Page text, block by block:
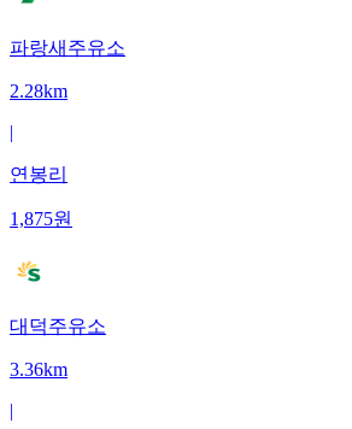
파랑새주유소
2.28km
|
연봉리
1,875원
대덕주유소
3.36km
|